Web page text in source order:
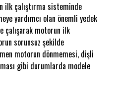
ilk çalıştırma sisteminde
yardımcı olan önemli yedek
çalışarak motorun ilk
sorunsuz şekilde
motorun dönmemesi, dişli
gibi durumlarda modele